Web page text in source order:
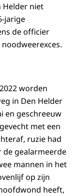
Helder niet
jarige
de officier
worden
in Den Helder
en geschreeuw
met een
ruzie had
de gealarmeerde
mannen in het
op zijn
heeft,